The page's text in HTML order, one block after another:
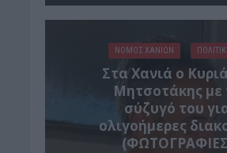
ΝΟΜΌΣ ΧΑΝΊΩΝ
Στα Χανιά ο
Μητσοτάκης με
σύζυγό του
ολιγοήμερες